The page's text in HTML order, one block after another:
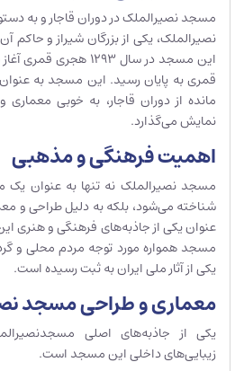
مسجد نصیرالملک در دوران قاجار و به
نصیرالملک، یکی از بزرگان شیراز و
قمری به پایان رسید. این مسجد به عنوان
مانده از دوران قاجار، به خوبی معماری
نمایش می‌گذارد.
اهمیت فرهنگی و مذهبی
مسجد نصیرالملک نه تنها به عنوان یک
شناخته می‌شود، بلکه به دلیل طراحی و
عنوان یکی از جاذبه‌های فرهنگی و هنری
مسجد همواره مورد توجه مردم محلی و
یکی از آثار ملی ایران به ثبت رسیده است.
معماری و طراحی مسجد
یکی از جاذبه‌های اصلی
زیبایی‌های داخلی این مسجد است.